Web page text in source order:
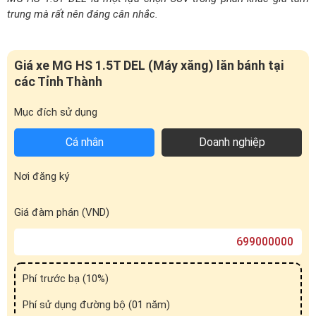
trung mà rất nên đáng cân nhắc.
Giá xe MG HS 1.5T DEL (Máy xăng) lăn bánh tại
các Tỉnh Thành
Mục đích sử dụng
Cá nhân Doanh nghiệp
Nơi đăng ký
Giá đàm phán (VND)
Phí trước bạ (10%)
Phí sử dụng đường bộ (01 năm)